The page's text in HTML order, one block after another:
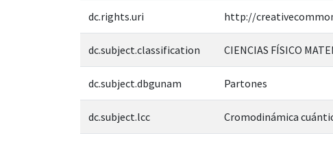
dc.rights.uri http://
dc.subject.classification CIENCIAS FÍSICO
dc.subject.dbgunam Partones
dc.subject.lcc Cromodinámica